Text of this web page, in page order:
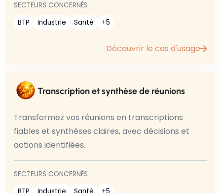
SECTEURS CONCERNÉS
BTP
Industrie Santé +5
Découvrir le cas d'usage
Transcription et synthèse de réunions
Transformez vos réunions en transcriptions
fiables et synthèses claires, avec décisions et
actions identifiées.
SECTEURS CONCERNÉS